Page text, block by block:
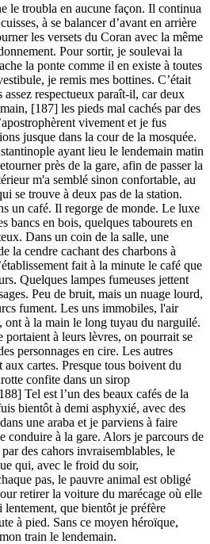
le troubla en aucune façon. Il continua
à se balancer d’avant en arrière
les versets du Coran avec la même
Pour sortir, je soulevai la
la ponte comme il en existe à toutes
je remis mes bottines. C’était
respectueux paraît-il, car deux
[187] les pieds mal cachés par des
vivement et je fus
jusque dans la cour de la mosquée.
ayant lieu le lendemain matin
près de la gare, afin de passer la
m'a semblé sinon confortable, au
se trouve à deux pas de la station.
un café. Il regorge de monde. Le luxe
bancs en bois, quelques tabourets en
Dans un coin de la salle, une
la cendre cachant des charbons à
fait à la minute le café que
Quelques lampes fumeuses jettent
Peu de bruit, mais un nuage lourd,
fument. Les uns immobiles, l'air
ont à la main le long tuyau du narguilé.
portaient à leurs lèvres, on pourrait se
personnages en cire. Les autres
cartes. Presque tous boivent du
confite dans un sirop
Tel est l’un des beaux cafés de la
bientôt à demi asphyxié, avec des
une araba et je parviens à faire
conduire à la gare. Alors je parcours de
des cahors invraisemblables, le
qui, avec le froid du soir,
pas, le pauvre animal est obligé
retirer la voiture du marécage où elle
lentement, que bientôt je préfère
à pied. Sans ce moyen héroïque,
train le lendemain.